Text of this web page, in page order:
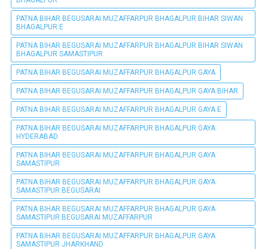
PATNA BIHAR BEGUSARAI MUZAFFARPUR BHAGALPUR BIHAR SIWAN
BHAGALPUR E
PATNA BIHAR BEGUSARAI MUZAFFARPUR BHAGALPUR BIHAR SIWAN
BHAGALPUR SAMASTIPUR
PATNA BIHAR BEGUSARAI MUZAFFARPUR BHAGALPUR GAYA
PATNA BIHAR BEGUSARAI MUZAFFARPUR BHAGALPUR GAYA BIHAR
PATNA BIHAR BEGUSARAI MUZAFFARPUR BHAGALPUR GAYA E
PATNA BIHAR BEGUSARAI MUZAFFARPUR BHAGALPUR GAYA
HYDERABAD
PATNA BIHAR BEGUSARAI MUZAFFARPUR BHAGALPUR GAYA
SAMASTIPUR
PATNA BIHAR BEGUSARAI MUZAFFARPUR BHAGALPUR GAYA
SAMASTIPUR BEGUSARAI
PATNA BIHAR BEGUSARAI MUZAFFARPUR BHAGALPUR GAYA
SAMASTIPUR BEGUSARAI MUZAFFARPUR
PATNA BIHAR BEGUSARAI MUZAFFARPUR BHAGALPUR GAYA
SAMASTIPUR JHARKHAND